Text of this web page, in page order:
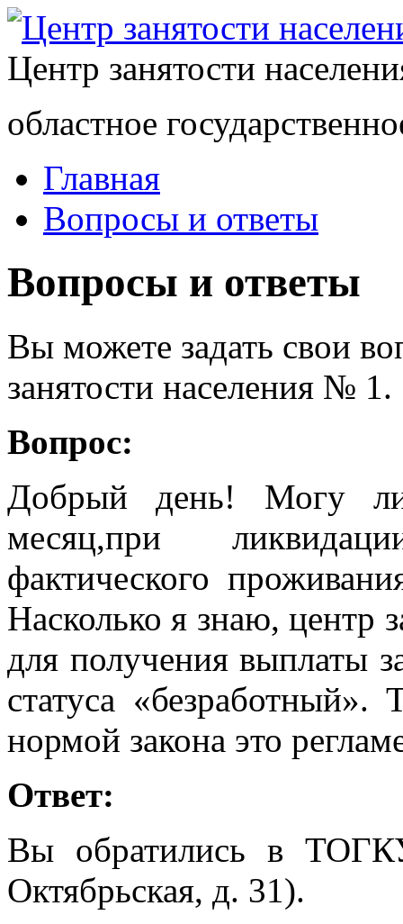
Центр занятости
областное
Главная
Вопросы и ответы
Вопросы и ответы
Вы можете задать свои
занятости населения № 1.
Вопрос:
Добрый день! Могу
месяц,при
фактического
Насколько я знаю, центр
для получения выплаты
статуса
нормой закона это
Ответ:
Вы обратились в
Октябрьская, д. 31).